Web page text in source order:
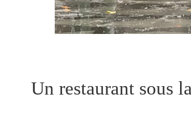
Un restaurant sous